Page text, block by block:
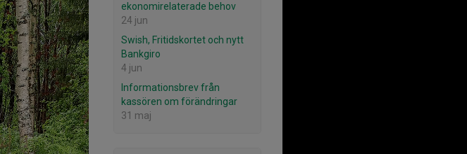
ekonomirelaterade behov
24 jun
Swish, Fritidskortet och nytt
Bankgiro
4 jun
Informationsbrev från
kassören om förändringar
31 maj